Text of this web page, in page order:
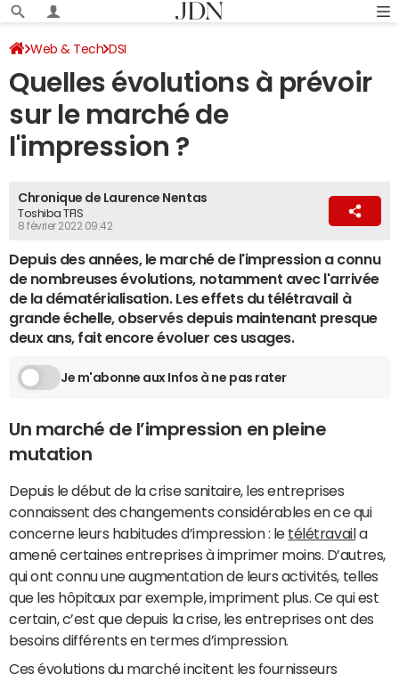
Web & Tech DSI
Quelles évolutions à prévoir
sur le marché de
l'impression ?
Chronique de Laurence Nentas
Toshiba TFIS
8 février 2022 09:42
Depuis des années, le marché de l'impression a connu
de nombreuses évolutions, notamment avec l'arrivée
de la dématérialisation. Les effets du télétravail à
grande échelle, observés depuis maintenant presque
deux ans, fait encore évoluer ces usages.
Je m'abonne aux Infos à ne pas rater
Un marché de l’impression en pleine
mutation
Depuis le début de la crise sanitaire, les entreprises
connaissent des changements considérables en ce qui
concerne leurs habitudes d’impression : le télétravail a
amené certaines entreprises à imprimer moins. D’autres,
qui ont connu une augmentation de leurs activités, telles
que les hôpitaux par exemple, impriment plus. Ce qui est
certain, c’est que depuis la crise, les entreprises ont des
besoins différents en termes d’impression.
Ces évolutions du marché incitent les fournisseurs